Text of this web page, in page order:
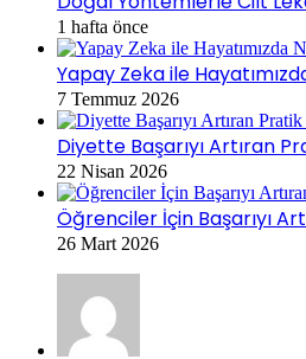
1 hafta önce
Yapay Zeka ile
7 Temmuz 2026
Diyette Başarıyı Artıran
22 Nisan 2026
Öğrenciler İçin Başarıyı
26 Mart 2026